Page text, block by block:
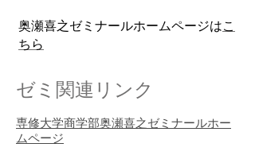
奥瀬喜之ゼミナールホームページはこ
ちら
ゼミ関連リンク
専修大学商学部奥瀬喜之ゼミナールホー
ムページ